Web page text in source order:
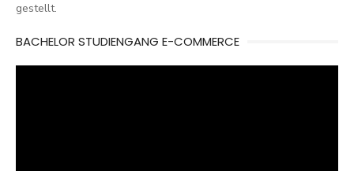
gestellt.
BACHELOR STUDIENGANG E-COMMERCE